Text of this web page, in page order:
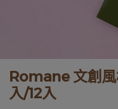
Romane 文創
入/12入